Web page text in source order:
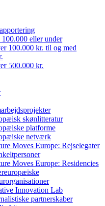
eller under
100.000 kr. til og med
500.000 kr.
skønlitteratur
platforme
netværk
Moves Europe: Rejselegater
Moves Europe: Residencies
Innovation Lab
partnerskaber